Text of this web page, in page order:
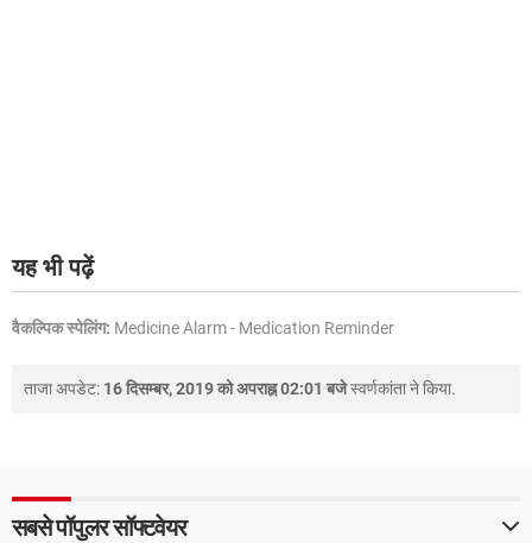
यह भी पढ़ें
वैकल्पिक स्पेलिंग: Medicine Alarm - Medication Reminder
ताजा अपडेट: 16 दिसम्बर, 2019 को अपराह्न 02:01 बजेस्वर्णकांताने किया.
सबसे पॉपुलर सॉफ्टवेयर